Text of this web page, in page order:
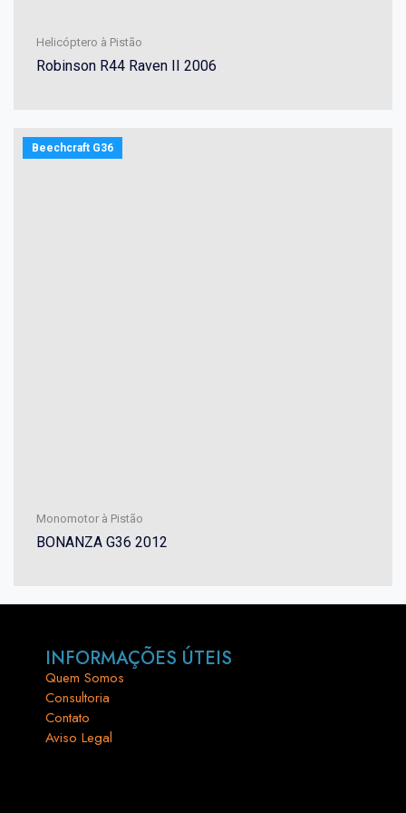
Helicóptero à Pistão
Robinson R44 Raven II 2006
Beechcraft G36
Monomotor à Pistão
BONANZA G36 2012
INFORMAÇÕES ÚTEIS
Quem Somos
Consultoria
Contato
Aviso Legal